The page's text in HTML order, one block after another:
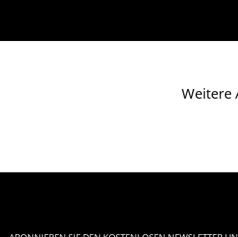
Weitere